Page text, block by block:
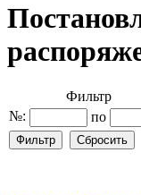
Фильтр
№:
по